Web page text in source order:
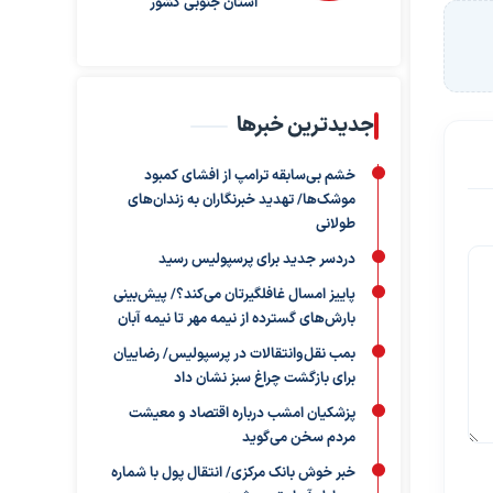
جدیدترین خبرها
خشم بی‌سابقه ترامپ از افشای کمبود
موشک‌ها/ تهدید خبرنگاران به زندان‌های
طولانی
دردسر جدید برای پرسپولیس رسید
پاییز امسال غافلگیرتان می‌کند؟/ پیش‌بینی
بارش‌های گسترده از نیمه مهر تا نیمه آبان
بمب نقل‌وانتقالات در پرسپولیس/ رضاییان
برای بازگشت چراغ سبز نشان داد
پزشکیان امشب درباره اقتصاد و معیشت
مردم سخن می‌گوید
خبر خوش بانک مرکزی/ انتقال پول با شماره